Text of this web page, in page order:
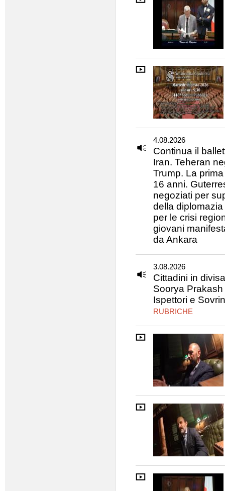
4.08.2026
Continua il
Iran. Teheran
Trump. La
16 anni.
negoziati per
della
per le crisi
giovani
da Ankara
3.08.2026
Cittadini in
Soorya
Ispettori e
RUBRICHE